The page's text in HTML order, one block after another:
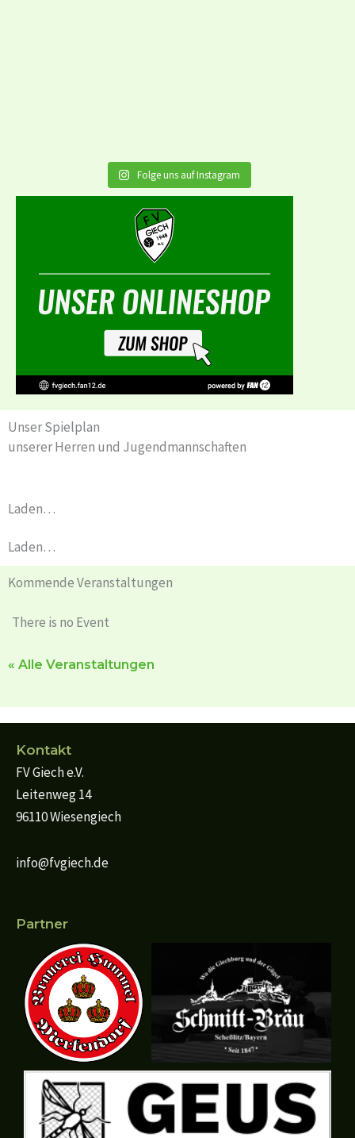
Folge uns auf Instagram
Unser Spielplan
unserer Herren und Jugendmannschaften
Laden…
Laden…
Kommende Veranstaltungen
There is no Event
« Alle Veranstaltungen
Kontakt
FV Giech e.V.
Leitenweg 14
96110 Wiesengiech
info@fvgiech.de
Partner